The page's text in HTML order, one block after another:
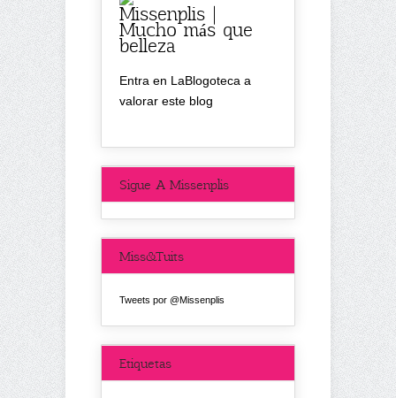
Missenplis |
Mucho más que
belleza
Entra en LaBlogoteca a
valorar este blog
Sigue A Missenplis
Miss&Tuits
Tweets por @Missenplis
Etiquetas